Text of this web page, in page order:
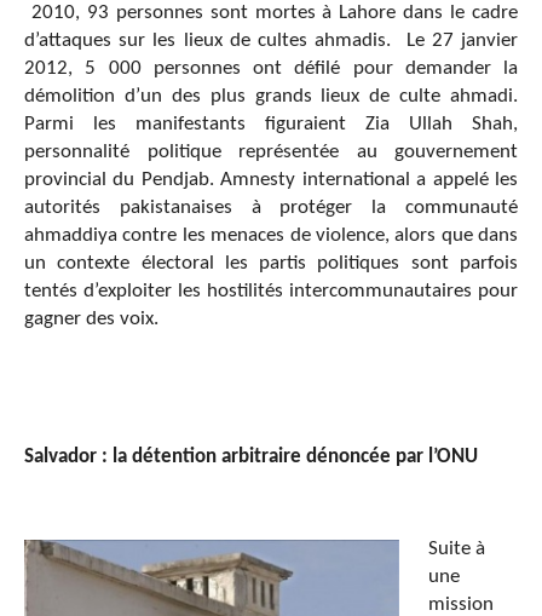
2010, 93 personnes sont mortes à Lahore dans le cadre
d’attaques sur les lieux de cultes ahmadis. Le 27 janvier
2012, 5 000 personnes ont défilé pour demander la
démolition d’un des plus grands lieux de culte ahmadi.
Parmi les manifestants figuraient Zia Ullah Shah,
personnalité politique représentée au gouvernement
provincial du Pendjab. Amnesty international a appelé les
autorités pakistanaises à protéger la communauté
ahmaddiya contre les menaces de violence, alors que dans
un contexte électoral les partis politiques sont parfois
tentés d’exploiter les hostilités intercommunautaires pour
gagner des voix.
Salvador : la détention arbitraire dénoncée par l’ONU
Suite à
une
mission